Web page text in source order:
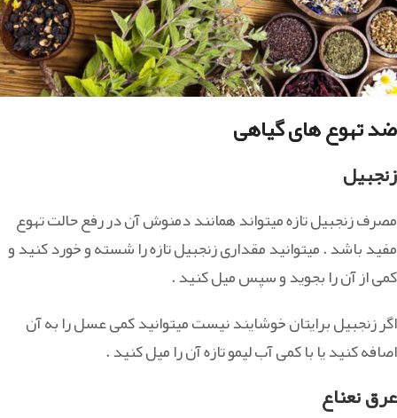
ضد تهوع های گیاهی
زنجبیل
مصرف زنجبیل تازه میتواند همانند دمنوش آن در رفع حالت تهوع
مفید باشد . میتوانید مقداری زنجبیل تازه را شسته و خورد کنید و
کمی از آن را بجوید و سپس میل کنید .
اگر زنجبیل برایتان خوشایند نیست میتوانید کمی عسل را به آن
اصافه کنید یا با کمی آب لیمو تازه آن را میل کنید .
عرق نعناع